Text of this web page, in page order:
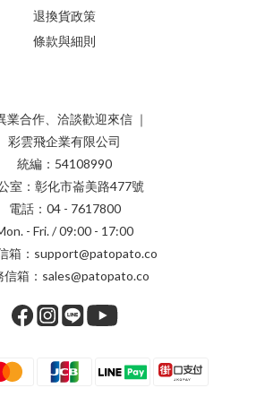
退換貨政策
條款與細則
業合作、洽談歡迎來信 ｜
彩雲飛企業有限公司
統編：54108990
室：彰化市崙美路477號
電話：04 - 7617800
- Fri. / 09:00 - 17:00
箱：support@patopato.co
信箱：sales@patopato.co